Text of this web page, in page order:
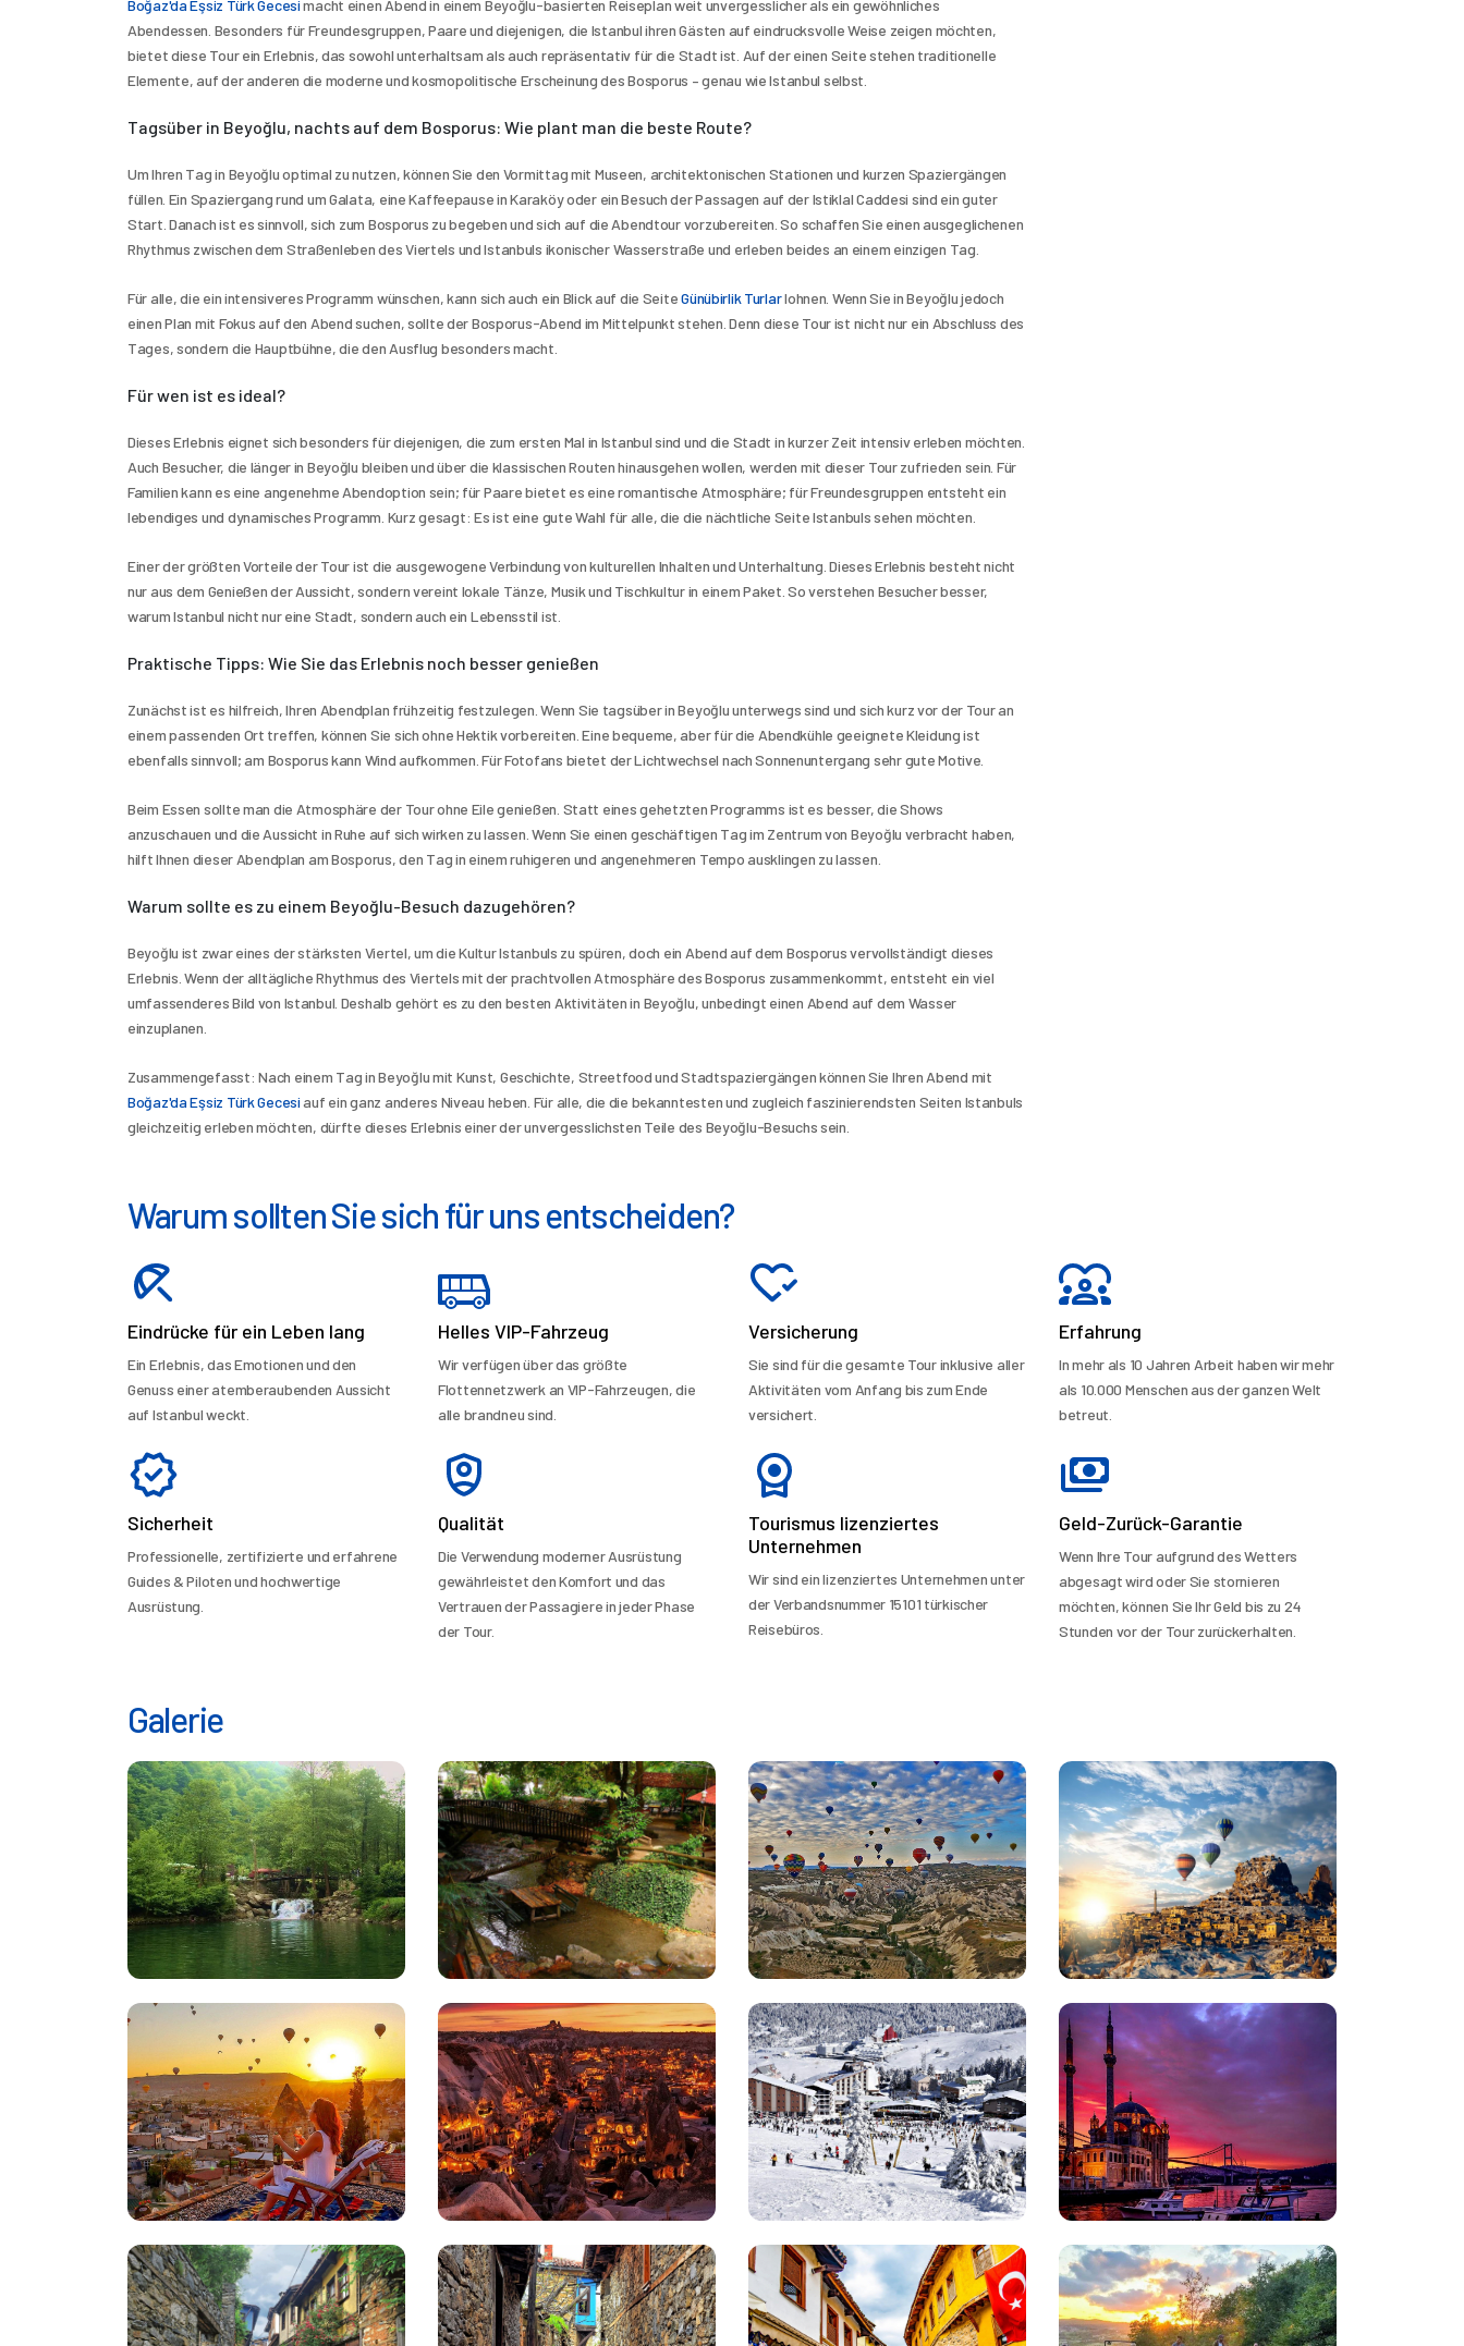
Boğaz'da Eşsiz Türk Gecesi macht einen Abend in einem Beyoğlu-basierten Reiseplan weit unvergesslicher als ein gewöhnliches
Abendessen. Besonders für Freundesgruppen, Paare und diejenigen, die Istanbul ihren Gästen auf eindrucksvolle Weise zeigen möchten,
bietet diese Tour ein Erlebnis, das sowohl unterhaltsam als auch repräsentativ für die Stadt ist. Auf der einen Seite stehen traditionelle
Elemente, auf der anderen die moderne und kosmopolitische Erscheinung des Bosporus – genau wie Istanbul selbst.
Tagsüber in Beyoğlu, nachts auf dem Bosporus: Wie plant man die beste Route?
Um Ihren Tag in Beyoğlu optimal zu nutzen, können Sie den Vormittag mit Museen, architektonischen Stationen und kurzen Spaziergängen
füllen. Ein Spaziergang rund um Galata, eine Kaffeepause in Karaköy oder ein Besuch der Passagen auf der Istiklal Caddesi sind ein guter
Start. Danach ist es sinnvoll, sich zum Bosporus zu begeben und sich auf die Abendtour vorzubereiten. So schaffen Sie einen ausgeglichenen
Rhythmus zwischen dem Straßenleben des Viertels und Istanbuls ikonischer Wasserstraße und erleben beides an einem einzigen Tag.
Für alle, die ein intensiveres Programm wünschen, kann sich auch ein Blick auf die Seite Günübirlik Turlar lohnen. Wenn Sie in Beyoğlu jedoch
einen Plan mit Fokus auf den Abend suchen, sollte der Bosporus-Abend im Mittelpunkt stehen. Denn diese Tour ist nicht nur ein Abschluss des
Tages, sondern die Hauptbühne, die den Ausflug besonders macht.
Für wen ist es ideal?
Dieses Erlebnis eignet sich besonders für diejenigen, die zum ersten Mal in Istanbul sind und die Stadt in kurzer Zeit intensiv erleben möchten.
Auch Besucher, die länger in Beyoğlu bleiben und über die klassischen Routen hinausgehen wollen, werden mit dieser Tour zufrieden sein. Für
Familien kann es eine angenehme Abendoption sein; für Paare bietet es eine romantische Atmosphäre; für Freundesgruppen entsteht ein
lebendiges und dynamisches Programm. Kurz gesagt: Es ist eine gute Wahl für alle, die die nächtliche Seite Istanbuls sehen möchten.
Einer der größten Vorteile der Tour ist die ausgewogene Verbindung von kulturellen Inhalten und Unterhaltung. Dieses Erlebnis besteht nicht
nur aus dem Genießen der Aussicht, sondern vereint lokale Tänze, Musik und Tischkultur in einem Paket. So verstehen Besucher besser,
warum Istanbul nicht nur eine Stadt, sondern auch ein Lebensstil ist.
Praktische Tipps: Wie Sie das Erlebnis noch besser genießen
Zunächst ist es hilfreich, Ihren Abendplan frühzeitig festzulegen. Wenn Sie tagsüber in Beyoğlu unterwegs sind und sich kurz vor der Tour an
einem passenden Ort treffen, können Sie sich ohne Hektik vorbereiten. Eine bequeme, aber für die Abendkühle geeignete Kleidung ist
ebenfalls sinnvoll; am Bosporus kann Wind aufkommen. Für Fotofans bietet der Lichtwechsel nach Sonnenuntergang sehr gute Motive.
Beim Essen sollte man die Atmosphäre der Tour ohne Eile genießen. Statt eines gehetzten Programms ist es besser, die Shows
anzuschauen und die Aussicht in Ruhe auf sich wirken zu lassen. Wenn Sie einen geschäftigen Tag im Zentrum von Beyoğlu verbracht haben,
hilft Ihnen dieser Abendplan am Bosporus, den Tag in einem ruhigeren und angenehmeren Tempo ausklingen zu lassen.
Warum sollte es zu einem Beyoğlu-Besuch dazugehören?
Beyoğlu ist zwar eines der stärksten Viertel, um die Kultur Istanbuls zu spüren, doch ein Abend auf dem Bosporus vervollständigt dieses
Erlebnis. Wenn der alltägliche Rhythmus des Viertels mit der prachtvollen Atmosphäre des Bosporus zusammenkommt, entsteht ein viel
umfassenderes Bild von Istanbul. Deshalb gehört es zu den besten Aktivitäten in Beyoğlu, unbedingt einen Abend auf dem Wasser
einzuplanen.
Boğaz'da Eşsiz Türk Gecesi auf ein ganz anderes Niveau heben. Für alle, die die bekanntesten und zugleich faszinierendsten Seiten Istanbuls
gleichzeitig erleben möchten, dürfte dieses Erlebnis einer der unvergesslichsten Teile des Beyoğlu-Besuchs sein.
Warum sollten Sie sich für uns entscheiden?
Eindrücke für ein Leben lang
Ein Erlebnis, das Emotionen und den
Genuss einer atemberaubenden Aussicht
auf Istanbul weckt.
Helles VIP-Fahrzeug
Wir verfügen über das größte
Flottennetzwerk an VIP-Fahrzeugen, die
alle brandneu sind.
Versicherung
Sie sind für die gesamte Tour inklusive aller
Aktivitäten vom Anfang bis zum Ende
versichert.
Erfahrung
In mehr als 10 Jahren Arbeit haben wir mehr
als 10.000 Menschen aus der ganzen Welt
betreut.
Sicherheit
Professionelle, zertifizierte und erfahrene
Guides & Piloten und hochwertige
Ausrüstung.
Qualität
Die Verwendung moderner Ausrüstung
gewährleistet den Komfort und das
Vertrauen der Passagiere in jeder Phase
der Tour.
Tourismus lizenziertes
Unternehmen
Wir sind ein lizenziertes Unternehmen unter
der Verbandsnummer 15101 türkischer
Reisebüros.
Geld-Zurück-Garantie
Wenn Ihre Tour aufgrund des Wetters
abgesagt wird oder Sie stornieren
möchten, können Sie Ihr Geld bis zu 24
Stunden vor der Tour zurückerhalten.
Galerie